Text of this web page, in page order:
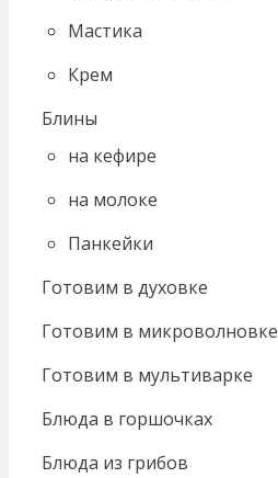
Мастика
Крем
Блины
на кефире
на молоке
Панкейки
Готовим в духовке
Готовим в микроволновке
Готовим в мультиварке
Блюда в горшочках
Блюда из грибов